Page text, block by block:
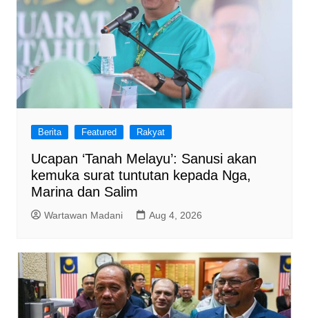
Berita Featured Rakyat
Ucapan ‘Tanah Melayu’: Sanusi akan
kemuka surat tuntutan kepada Nga,
Marina dan Salim
Wartawan Madani Aug 4, 2026